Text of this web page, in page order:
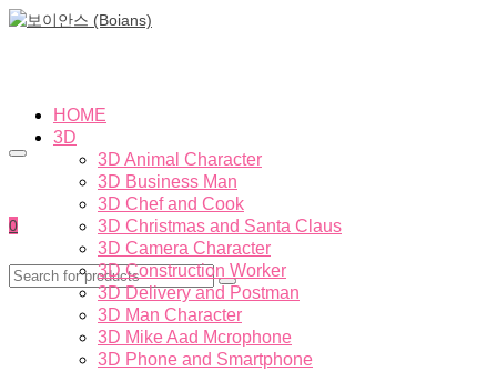
0
HOME
3D
3D Animal Character
3D Business Man
3D Chef and Cook
3D Christmas and Santa Claus
3D Camera Character
3D Construction Worker
3D Delivery and Postman
3D Man Character
3D Mike Aad Mcrophone
3D Phone and Smartphone